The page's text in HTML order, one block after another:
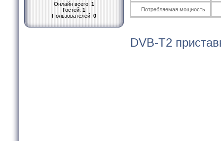
Онлайн всего: 1
Гостей: 1
Пользователей: 0
Потребляемая мощность
DVB-T2